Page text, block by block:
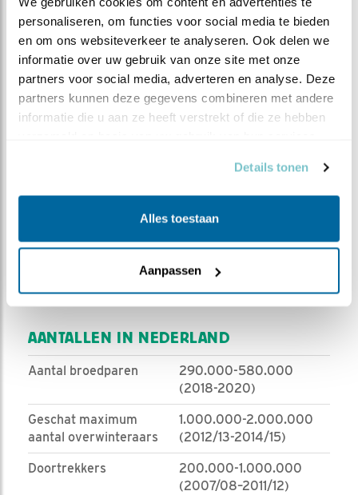
personaliseren, om functies voor social media te bieden
en om ons websiteverkeer te analyseren. Ook delen we
informatie over uw gebruik van onze site met onze
partners voor social media, adverteren en analyse. Deze
partners kunnen deze gegevens combineren met andere
informatie die u aan ze heeft verstrekt of die ze hebben
Details tonen
Alles toestaan
Aanpassen
zeer talrijke broedvogel | jaarrond aanwezig | doortrekker en
wintergast in zeer groot aantal
JAN FEB MRT APR MEI JUN
SEP
S inds de jaren '70 van de vorige eeuw is het
aantal houtduiven met zeker een derde
gedaald, voornamelijk door een veranderende
houtduif in steden in hoog Nederland een negatieve
trend te laten zien, terwijl die in laag Nederland
stabiel was.
AANTALLEN IN NEDERLAND
Aantal broedparen
290.000-580.000
(2018-2020)
Geschat maximum
aantal overwinteraars
1.000.000-2.000.000
(2012/13-2014/15)
Doortrekkers
200.000-1.000.000
(2007/08–2011/12)